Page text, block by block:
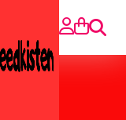
Suche